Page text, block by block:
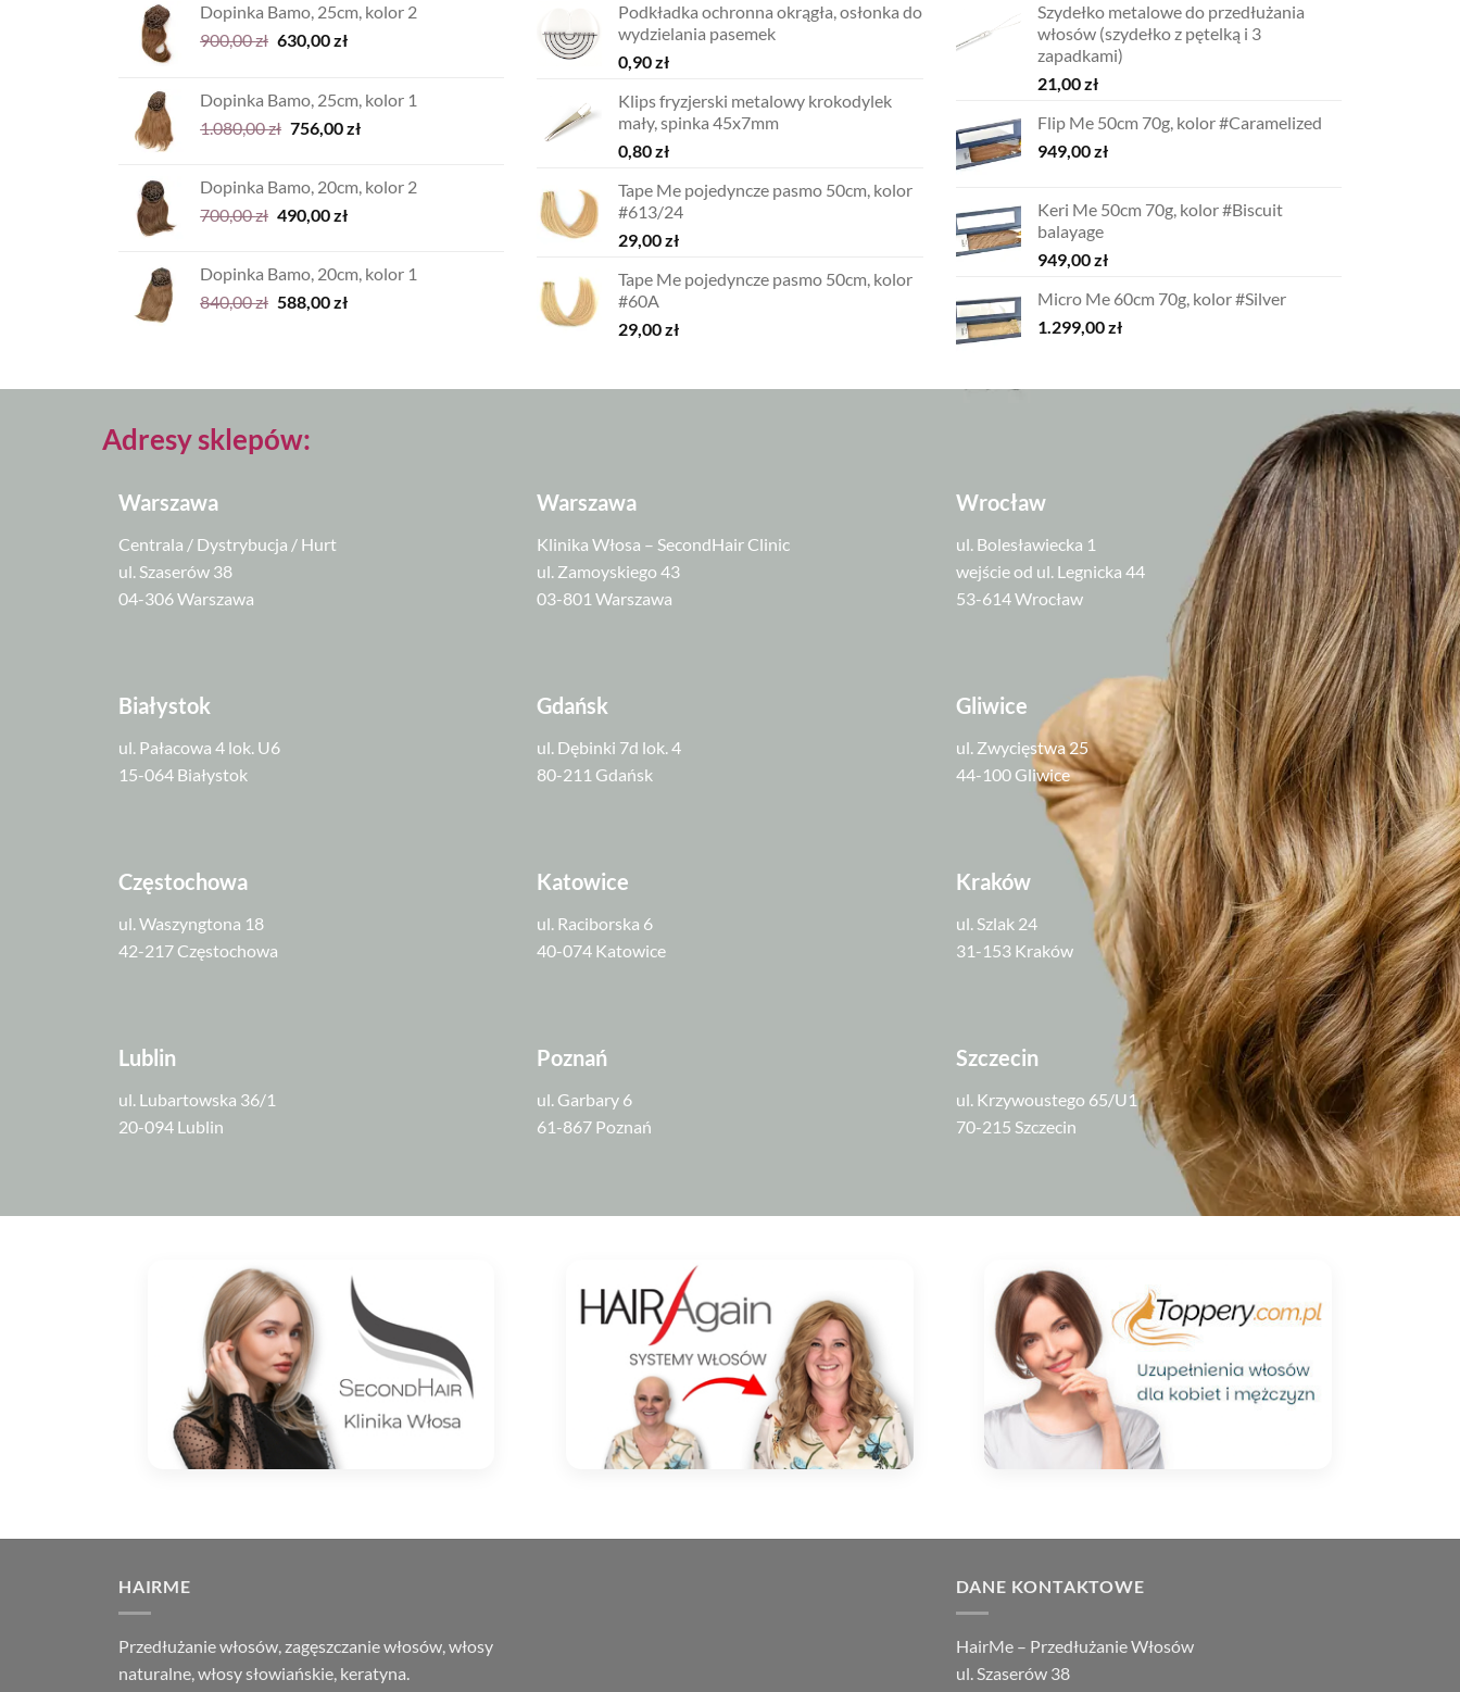
Dopinka Bamo, 25cm, kolor 2
900,00zł Pierwotna
900,00 zł.
630,00złAktualna
630,00 zł.
Dopinka Bamo, 25cm, kolor 1
1.080,00zł Pierwotna
1.080,00 zł.
756,00złAktualna
756,00 zł.
Dopinka Bamo, 20cm, kolor 2
700,00zł Pierwotna
700,00 zł.
490,00złAktualna
490,00 zł.
Dopinka Bamo, 20cm, kolor 1
840,00zł Pierwotna
588,00złAktualna
Podkładka ochronna okrągła, osłonka do
wydzielania pasemek
0,90zł
Klips fryzjerski metalowy krokodylek
mały, spinka 45x7mm
0,80zł
Tape Me pojedyncze pasmo 50cm, kolor
#613/24
29,00zł
Tape Me pojedyncze pasmo 50cm, kolor
#60A
29,00zł
Szydełko metalowe do przedłużania
włosów (szydełko z pętelką i 3
zapadkami)
21,00zł
Flip Me 50cm 70g, kolor #Caramelized
949,00zł
Keri Me 50cm 70g, kolor #Biscuit
balayage
949,00zł
Micro Me 60cm 70g, kolor #Silver
1.299,00zł
Adresy sklepów:
Warszawa
Centrala / Dystrybucja / Hurt
ul. Szaserów 38
04-306 Warszawa
Warszawa
Klinika Włosa – SecondHair Clinic
ul. Zamoyskiego 43
03-801 Warszawa
Wrocław
ul. Bolesławiecka 1
wejście od ul. Legnicka 44
53-614 Wrocław
Białystok
ul. Pałacowa 4 lok. U6
15-064 Białystok
Gdańsk
ul. Dębinki 7d lok. 4
80-211 Gdańsk
Gliwice
ul. Zwycięstwa 25
44-100 Gliwice
Częstochowa
ul. Waszyngtona 18
42-217 Częstochowa
Katowice
ul. Raciborska 6
40-074 Katowice
Kraków
ul. Szlak 24
31-153 Kraków
Lublin
ul. Lubartowska 36/1
20-094 Lublin
Poznań
ul. Garbary 6
61-867 Poznań
Szczecin
ul. Krzywoustego 65/U1
70-215 Szczecin
HAIRME
Przedłużanie włosów, zagęszczanie włosów, włosy
naturalne, włosy słowiańskie, keratyna.
DANE KONTAKTOWE
HairMe – Przedłużanie Włosów
ul. Szaserów 38